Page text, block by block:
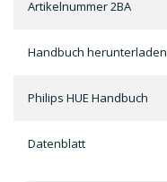
Artikelnummer 2BA
Handbuch herunterladen
Philips HUE Handbuch
Datenblatt